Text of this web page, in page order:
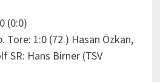
(0:0)
Tore: 1:0 (72.) Hasan Özkan,
SR: Hans Birner (TSV